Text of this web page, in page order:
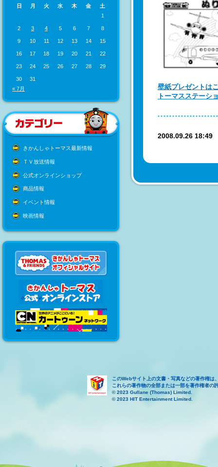
日
月 火 水 木 金
土
1
2 3 4 5 6 7 8
9 10 11 12 13 14 15
16 17 18 19 20 21 22
23 24 25 26 27 28 29
30
31
« 7月
きかんしゃトーマス最新情報
ＴＶ放送情報
公式オンラインショップ
商品情報
イベント情報
映画情報
壁紙プレゼントは
トーマスステーシ
2008.09.26
このWebサイト上の文書・写真などの著作権は
これらの著作物の全部または一部を著作権者の
© 2023 Gullane (Thomas) Limited.
© 2023 HIT Entertainment Limited.